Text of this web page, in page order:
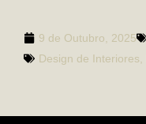
9 de Outubro, 2025
Design de Interiores